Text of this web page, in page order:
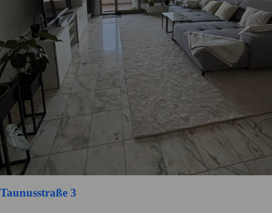
Taunusstraße 3